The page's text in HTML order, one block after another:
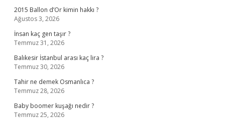
2015 Ballon d’Or kimin hakkı ?
Ağustos 3, 2026
İnsan kaç gen taşır ?
Temmuz 31, 2026
Balıkesir İstanbul arası kaç lira ?
Temmuz 30, 2026
Tahir ne demek Osmanlıca ?
Temmuz 28, 2026
Baby boomer kuşağı nedir ?
Temmuz 25, 2026